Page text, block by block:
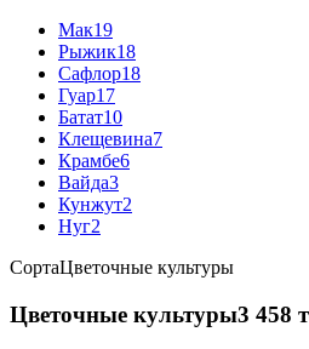
Мак19
Рыжик18
Сафлор18
Гуар17
Батат10
Клещевина7
Крамбе6
Вайда3
Кунжут2
Нуг2
СортаЦветочные культуры
Цветочные культуры3 458